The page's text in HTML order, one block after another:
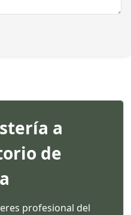
a
de
profesional del